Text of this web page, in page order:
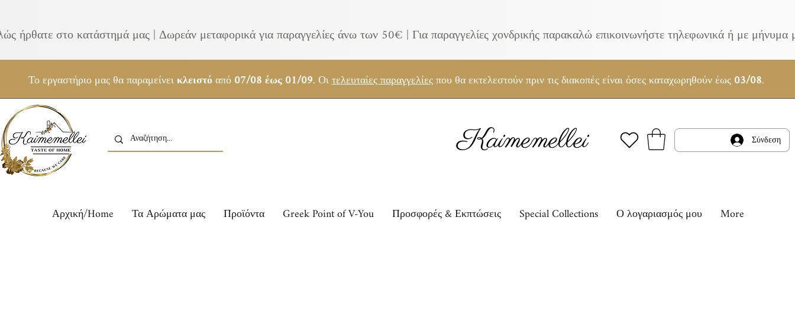
ήρθατε στο κατάστημά μας | Δωρεάν μεταφορικά για παραγγελίες άνω των 50€ |Για παραγγελίες χονδρικής παρακαλώ επικοινωνήστε τηλεφωνικά ή με
Το εργαστήριο μας θα παραμείνεικλειστόαπό07/08 έως 01/09. Οιτελευταίες παραγγελίεςπου θα εκτελεστούν πριν τις διακοπές είναι όσες καταχωρηθούν έως03/08.
Kaimemellei Σύνδεση
Αρχική/Home Τα Αρώματα μας Προϊόντα Greek Point of V-You Προσφορές & Εκπτώσεις Special Collections Ο λογαριασμός μου More